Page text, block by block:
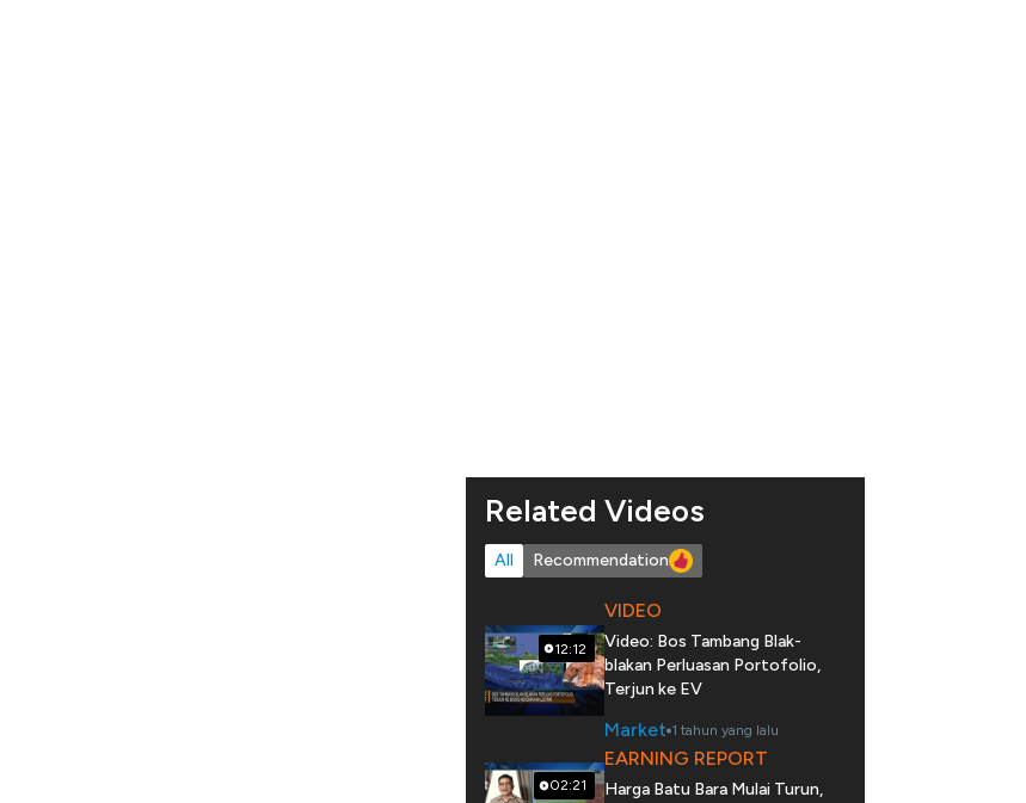
Related Videos
All Recommendation
12:12
VIDEO
Video: Bos Tambang Blak-
blakan Perluasan Portofolio,
Terjun ke EV
Market 1 tahun yang lalu
02:21
EARNING REPORT
Harga Batu Bara Mulai Turun,